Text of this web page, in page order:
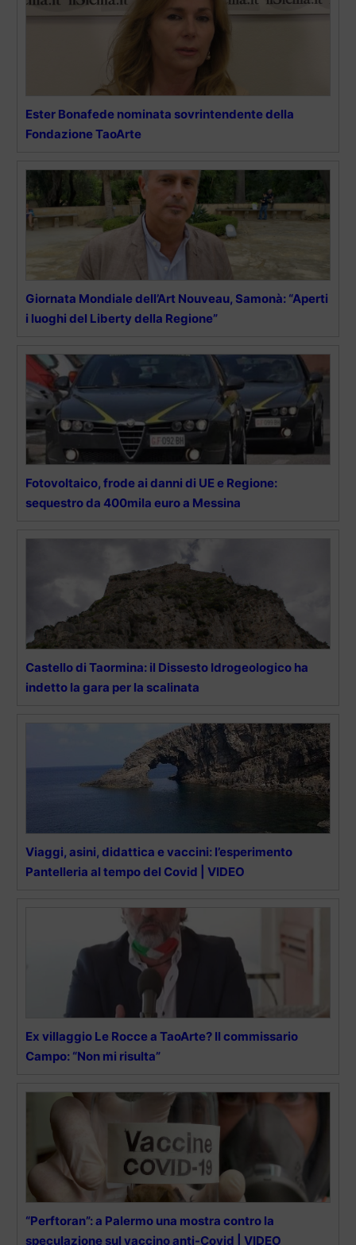
Ester Bonafede nominata sovrintendente della
Fondazione TaoArte
Giornata Mondiale dell’Art Nouveau, Samonà: “Aperti
i luoghi del Liberty della Regione”
Fotovoltaico, frode ai danni di UE e Regione:
sequestro da 400mila euro a Messina
Castello di Taormina: il Dissesto Idrogeologico ha
indetto la gara per la scalinata
Viaggi, asini, didattica e vaccini: l’esperimento
Pantelleria al tempo del Covid | VIDEO
Ex villaggio Le Rocce a TaoArte? Il commissario
Campo: “Non mi risulta”
“Perftoran”: a Palermo una mostra contro la
speculazione sul vaccino anti-Covid | VIDEO